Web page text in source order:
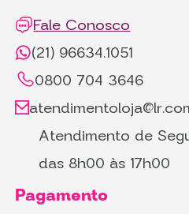
Fale Conosco
(21) 96634.1051
0800 704 3646
Atendimento de
das 8h00 às 17h00
Pagamento